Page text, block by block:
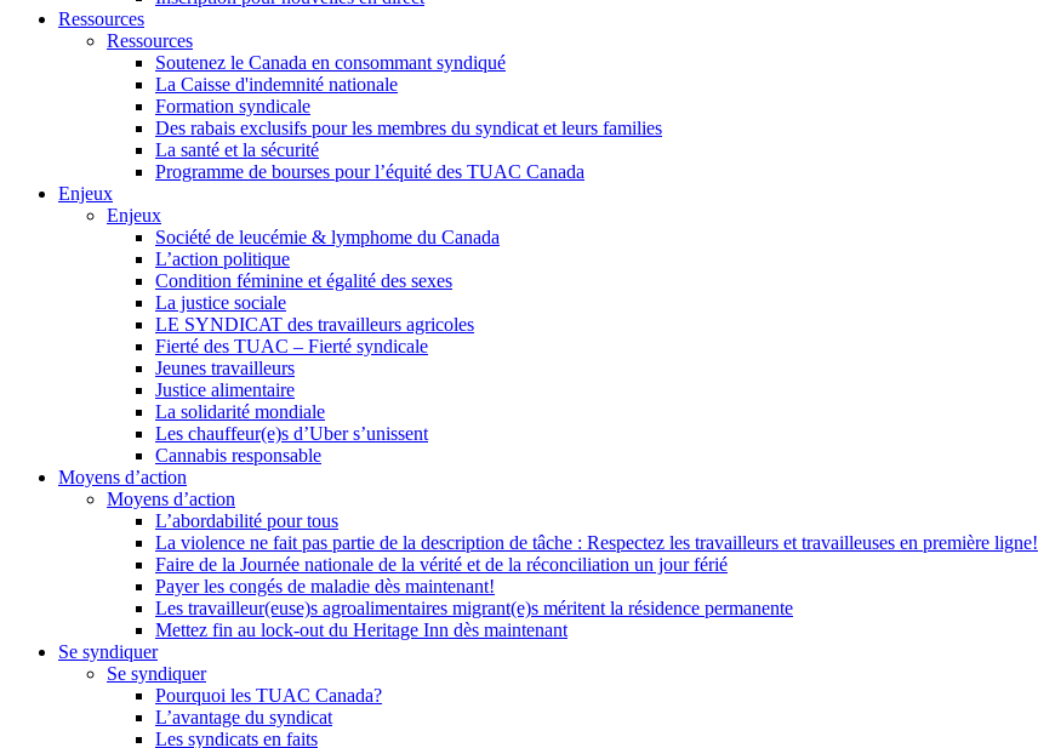
Ressources
Ressources
Soutenez le Canada en consommant syndiqué
La Caisse d'indemnité nationale
Formation syndicale
Des rabais exclusifs pour les membres du syndicat et leurs families
La santé et la sécurité
Programme de bourses pour l’équité des TUAC Canada
Enjeux
Enjeux
Société de leucémie & lymphome du Canada
L’action politique
Condition féminine et égalité des sexes
La justice sociale
LE SYNDICAT des travailleurs agricoles
Fierté des TUAC – Fierté syndicale
Jeunes travailleurs
Justice alimentaire
La solidarité mondiale
Les chauffeur(e)s d’Uber s’unissent
Cannabis responsable
Moyens d’action
Moyens d’action
L’abordabilité pour tous
La violence ne fait pas partie de la description de tâche : Respectez les travailleurs et travailleuses en première ligne!
Faire de la Journée nationale de la vérité et de la réconciliation un jour férié
Payer les congés de maladie dès maintenant!
Les travailleur(euse)s agroalimentaires migrant(e)s méritent la résidence permanente
Mettez fin au lock-out du Heritage Inn dès maintenant
Se syndiquer
Se syndiquer
Pourquoi les TUAC Canada?
L’avantage du syndicat
Les syndicats en faits